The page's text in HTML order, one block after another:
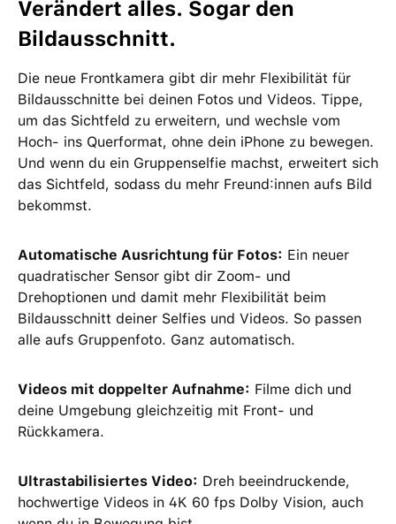
Verändert alles. Sogar den
Bildausschnitt.
Die neue Frontkamera gibt dir mehr Flexibilität für
Bildausschnitte bei deinen Fotos und Videos. Tippe,
um das Sichtfeld zu erweitern, und wechsle vom
Hoch- ins Querformat, ohne dein iPhone zu bewegen.
Und wenn du ein Gruppenselfie machst, erweitert sich
das Sichtfeld, sodass du mehr Freund:innen aufs Bild
bekommst.
Automatische Ausrichtung für Fotos: Ein neuer
quadratischer Sensor gibt dir Zoom- und
Drehoptionen und damit mehr Flexibilität beim
Bildausschnitt deiner Selfies und Videos. So passen
alle aufs Gruppenfoto. Ganz automatisch.
Videos mit doppelter Aufnahme: Filme dich und
deine Umgebung gleichzeitig mit Front- und
Rückkamera.
Ultrastabilisiertes Video: Dreh beeindruckende,
hochwertige Videos in 4K 60 fps Dolby Vision, auch